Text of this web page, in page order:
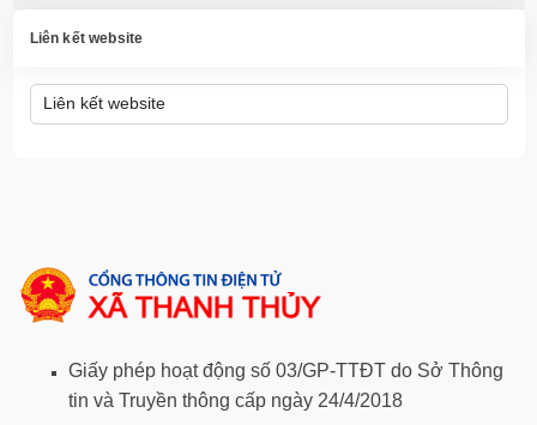
Liên kết website
Giấy phép hoạt động số 03/GP-TTĐT do Sở Thông
tin và Truyền thông cấp ngày 24/4/2018